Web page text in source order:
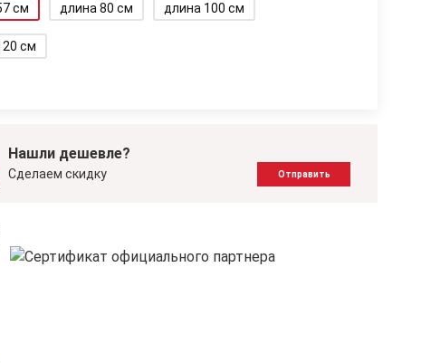
см длина 80 см длина 100 см
см
Нашли дешевле?
Сделаем скидку Отправить